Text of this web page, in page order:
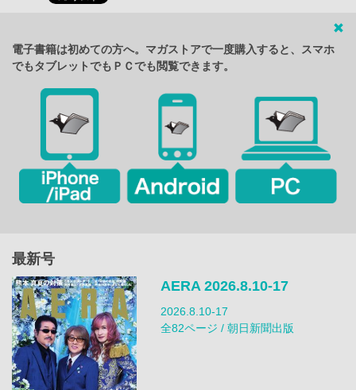
電子書籍は初めての方へ。マガストアで一度購入すると、スマホ
でもタブレットでもＰＣでも閲覧できます。
最新号
AERA 2026.8.10-17
2026.8.10-17
全82ページ / 朝日新聞出版